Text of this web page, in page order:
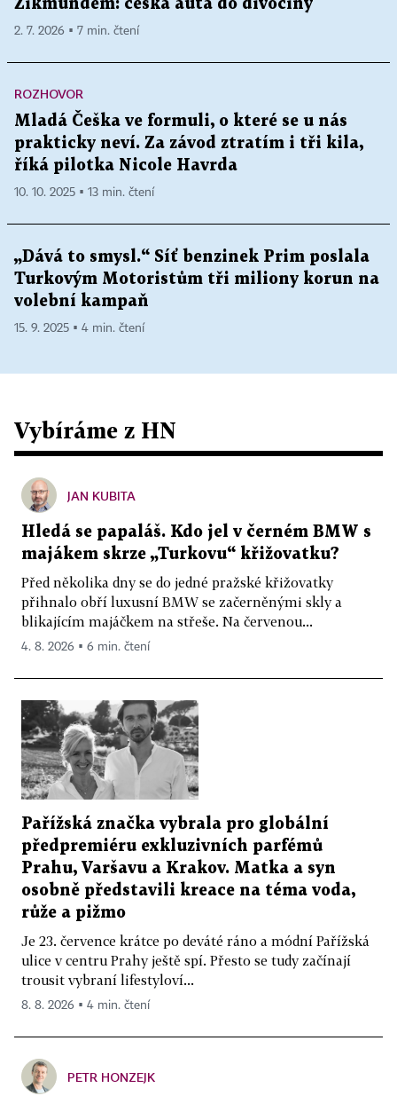
Zikmundem: česká auta do divočiny
2. 7. 2026 ▪ 7 min. čtení
ROZHOVOR
Mladá Češka ve formuli, o které se u nás
prakticky neví. Za závod ztratím i tři kila,
říká pilotka Nicole Havrda
10. 10. 2025 ▪ 13 min. čtení
„Dává to smysl.“ Síť benzinek Prim poslala
Turkovým Motoristům tři miliony korun na
volební kampaň
15. 9. 2025 ▪ 4 min. čtení
Vybíráme z HN
JAN KUBITA
Hledá se papaláš. Kdo jel v černém BMW s
majákem skrze „Turkovu“ křižovatku?
Před několika dny se do jedné pražské křižovatky
přihnalo obří luxusní BMW se začerněnými skly a
blikajícím majáčkem na střeše. Na červenou...
4. 8. 2026 ▪ 6 min. čtení
Pařížská značka vybrala pro globální
předpremiéru exkluzivních parfémů
Prahu, Varšavu a Krakov. Matka a syn
osobně představili kreace na téma voda,
růže a pižmo
Je 23. července krátce po deváté ráno a módní Pařížská
ulice v centru Prahy ještě spí. Přesto se tudy začínají
trousit vybraní lifestyloví...
8. 8. 2026 ▪ 4 min. čtení
PETR HONZEJK